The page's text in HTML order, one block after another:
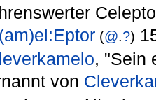
(@.?)
, "Sein
von